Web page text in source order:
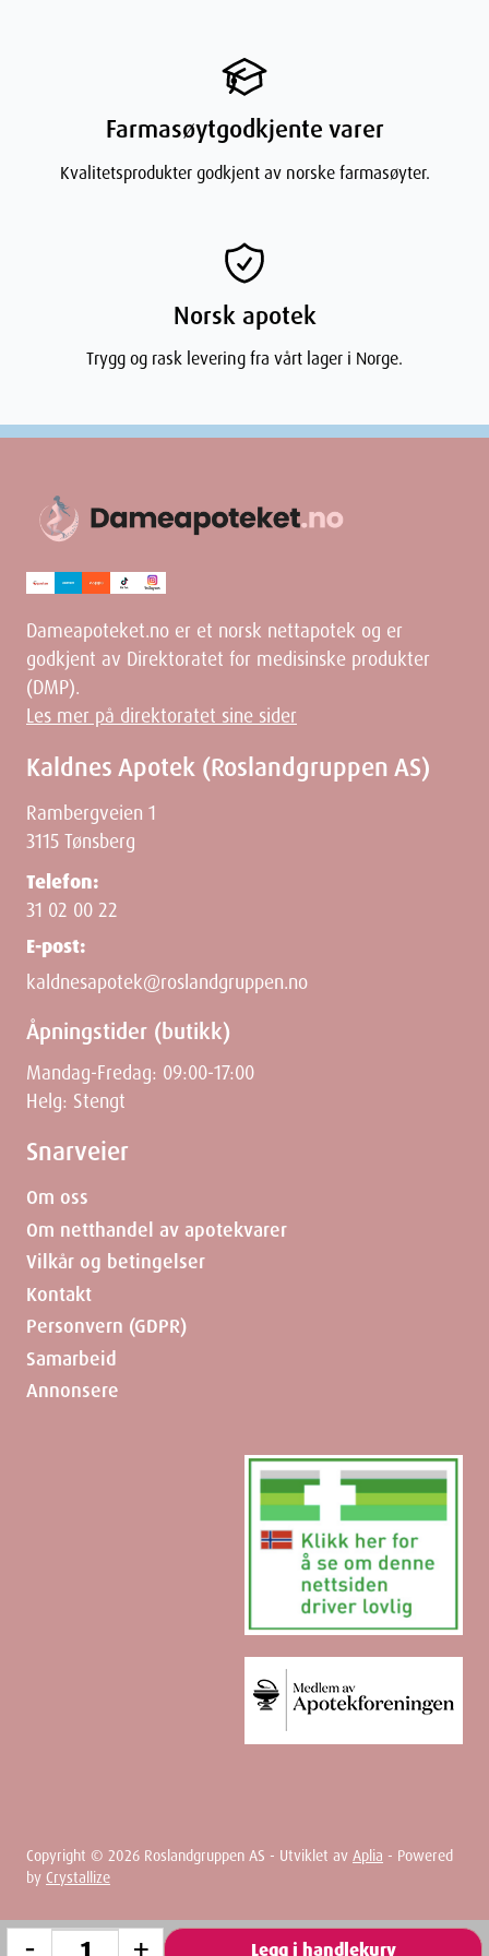
Weight
Legg i handlekurv
Farmasøytgodkjente varer
Kvalitetsprodukter godkjent av norske farmasøyter.
Norsk apotek
Trygg og rask levering fra vårt lager i Norge.
Dameapoteket.no er et norsk nettapotek og er
godkjent av Direktoratet for medisinske produkter
(DMP).
Les mer på direktoratet sine sider
Kaldnes Apotek (Roslandgruppen AS)
Rambergveien 1
3115 Tønsberg
Telefon:
31 02 00 22
E-post:
kaldnesapotek@roslandgruppen.no
Åpningstider (butikk)
Mandag-Fredag: 09:00-17:00
Helg: Stengt
Snarveier
Om oss
Om netthandel av apotekvarer
Vilkår og betingelser
Kontakt
Personvern (GDPR)
Samarbeid
Annonsere
Copyright © 2026 Roslandgruppen AS - Utviklet av Aplia - Powered
by Crystallize